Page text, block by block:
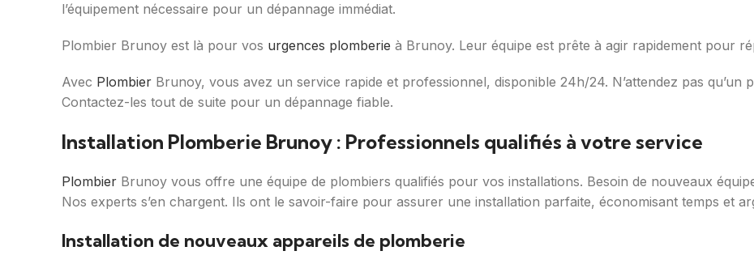
l’équipement nécessaire pour un dépannage immédiat.
Plombier Brunoy est là pour vos urgences plomberie à Brunoy. Leur équipe est prête à agir rapidement pour
Avec Plombier Brunoy, vous avez un service rapide et professionnel, disponible 24h/24. N’attendez pas qu’un
Contactez-les tout de suite pour un dépannage fiable.
Installation Plomberie Brunoy : Professionnels qualifiés à votre service
Plombier Brunoy vous offre une équipe de plombiers qualifiés pour vos installations. Besoin de nouveaux
Nos experts s’en chargent. Ils ont le savoir-faire pour assurer une installation parfaite, économisant temps et
Installation de nouveaux appareils de plomberie